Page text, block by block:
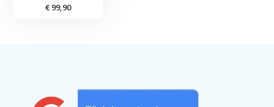
€ 99,90